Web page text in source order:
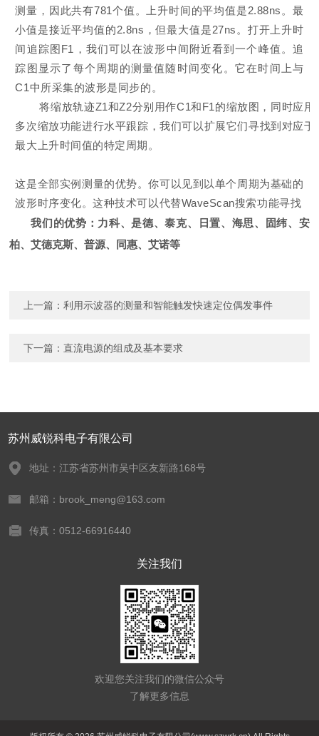
测量，因此共有781个值。上升时间的平均值是2.88ns。最
小值是接近平均值的2.8ns，但最大值是27ns。打开上升时
间追踪图F1，我们可以在波形中间附近看到一个峰值。追
踪图显示了每个周期的测量值随时间变化。它在时间上与
C1中所采集的波形是同步的。
将缩放轨迹Z1和Z2分别用作C1和F1的缩放图，同时应用
多次缩放功能进行水平跟踪，我们可以扩展它们寻找到对应于
最大上升时间值的特定周期。
这是全部实例测量的优势。你可以见到以单个周期为基础的
波形时序变化。这种技术可以代替WaveScan搜索功能寻找
我们的优势：力科、是德、泰克、日置、海思、固纬、安
柏、艾德克斯、普源、同惠、艾诺等
上一篇：利用示波器的测量和智能触发快速定位偶发事件
下一篇：直流电源的组成及基本要求
苏州威锐科电子有限公司
地址：江苏省苏州市吴中区友新路168号
邮箱：brook_meng@163.com
传真：0512-66916440
关注我们
欢迎您关注我们的微信公众号
了解更多信息